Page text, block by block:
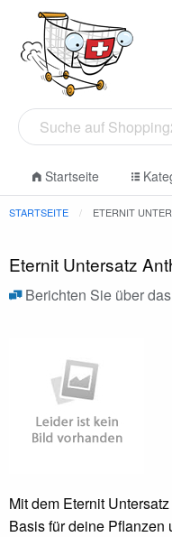
Startseite
STARTSEITE ETERNIT
Eternit Untersatz
Berichten Sie über
Mit dem Eternit
Basis für deine Pflanzen